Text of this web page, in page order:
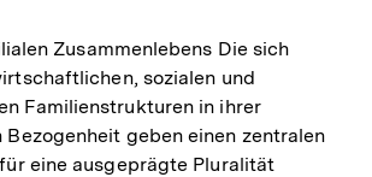
Zusammenlebens Die sich
sozialen und
Familienstrukturen in ihrer
geben einen zentralen
eine ausgeprägte Pluralität